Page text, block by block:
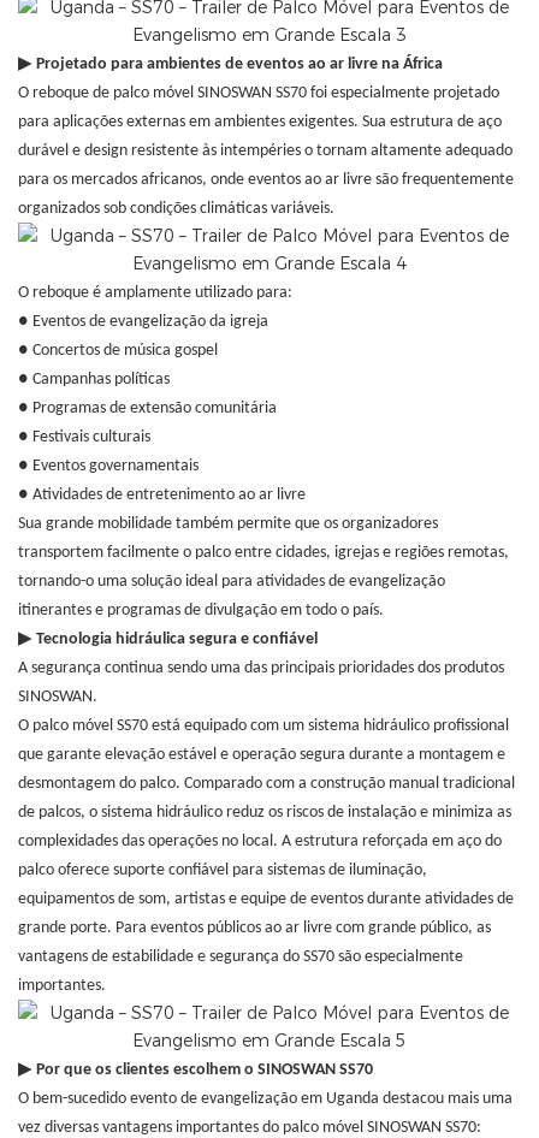
▶ Projetado para ambientes de eventos ao ar livre na África
O reboque de palco móvel SINOSWAN SS70 foi especialmente projetado
para aplicações externas em ambientes exigentes. Sua estrutura de aço
durável e design resistente às intempéries o tornam altamente adequado
para os mercados africanos, onde eventos ao ar livre são frequentemente
organizados sob condições climáticas variáveis.
O reboque é amplamente utilizado para:
● Eventos de evangelização da igreja
● Concertos de música gospel
● Campanhas políticas
● Programas de extensão comunitária
● Festivais culturais
● Eventos governamentais
● Atividades de entretenimento ao ar livre
Sua grande mobilidade também permite que os organizadores
transportem facilmente o palco entre cidades, igrejas e regiões remotas,
tornando-o uma solução ideal para atividades de evangelização
itinerantes e programas de divulgação em todo o país.
▶ Tecnologia hidráulica segura e confiável
A segurança continua sendo uma das principais prioridades dos produtos
SINOSWAN.
O palco móvel SS70 está equipado com um sistema hidráulico profissional
que garante elevação estável e operação segura durante a montagem e
desmontagem do palco. Comparado com a construção manual tradicional
de palcos, o sistema hidráulico reduz os riscos de instalação e minimiza as
complexidades das operações no local. A estrutura reforçada em aço do
palco oferece suporte confiável para sistemas de iluminação,
equipamentos de som, artistas e equipe de eventos durante atividades de
grande porte. Para eventos públicos ao ar livre com grande público, as
vantagens de estabilidade e segurança do SS70 são especialmente
importantes.
▶ Por que os clientes escolhem o SINOSWAN SS70
O bem-sucedido evento de evangelização em Uganda destacou mais uma
vez diversas vantagens importantes do palco móvel SINOSWAN SS70: